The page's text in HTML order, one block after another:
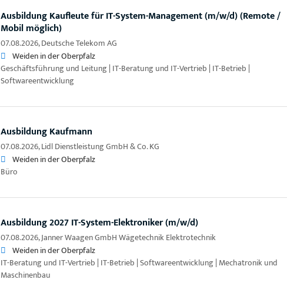
Ausbildung Kaufleute für IT-System-Management (m/w/d) (Remote /
Mobil möglich)
07.08.2026,Deutsche Telekom AG
Weiden in der Oberpfalz
Geschäftsführung und Leitung | IT-Beratung und IT-Vertrieb | IT-Betrieb |
Softwareentwicklung
Ausbildung Kaufmann
07.08.2026,Lidl Dienstleistung GmbH & Co. KG
Weiden in der Oberpfalz
Büro
Ausbildung 2027 IT-System-Elektroniker (m/w/d)
07.08.2026,Janner Waagen GmbH Wägetechnik Elektrotechnik
Weiden in der Oberpfalz
IT-Beratung und IT-Vertrieb | IT-Betrieb | Softwareentwicklung | Mechatronik und
Maschinenbau